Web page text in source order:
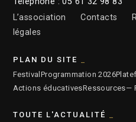
L’association
Contacts
légales
PLAN DU SITE
Festival Programmation 2026
Actions éducativesRessources—
TOUTE L'ACTUALITÉ